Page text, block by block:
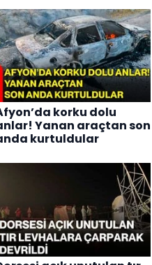
korku dolu
Yanan araçtan son
kurtuldular